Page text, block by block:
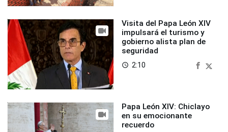
Visita del Papa León XIV
impulsará el turismo y
gobierno alista plan de
seguridad
access_time 2:10
Papa León XIV: Chiclayo
en su emocionante
recuerdo